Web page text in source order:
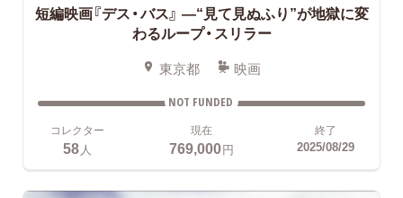
短編映画『デス・バス』 —“見て見ぬふり”が地獄に変
わるループ・スリラー
東京都 映画
NOT FUNDED
コレクター
58 人
現在
769,000円
終了
2025/08/29